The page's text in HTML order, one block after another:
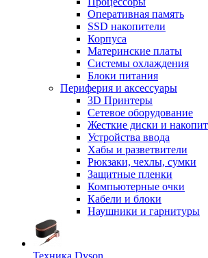
Оперативная память
SSD накопители
Корпуса
Материнские платы
Системы охлаждения
Блоки питания
Периферия и аксессуары
3D Принтеры
Сетевое оборудование
Жесткие диски и
Устройства ввода
Хабы и разветвители
Рюкзаки, чехлы, сумки
Защитные пленки
Компьютерные очки
Кабели и блоки
Наушники и гарнитуры
Техника Dyson